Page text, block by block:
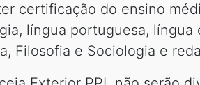
certificação do ensino
língua portuguesa, língua
Filosofia e Sociologia e